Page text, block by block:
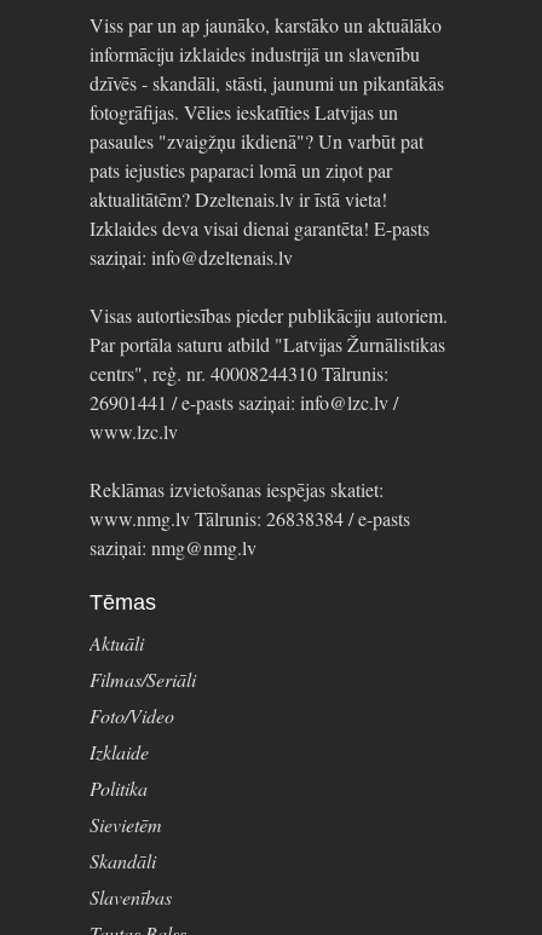
Viss par un ap jaunāko, karstāko un aktuālāko
informāciju izklaides industrijā un slavenību
dzīvēs - skandāli, stāsti, jaunumi un pikantākās
fotogrāfijas. Vēlies ieskatīties Latvijas un
pasaules "zvaigžņu ikdienā"? Un varbūt pat
pats iejusties paparaci lomā un ziņot par
aktualitātēm? Dzeltenais.lv ir īstā vieta!
Izklaides deva visai dienai garantēta! E-pasts
saziņai: info@dzeltenais.lv
Visas autortiesības pieder publikāciju autoriem.
Par portāla saturu atbild "Latvijas Žurnālistikas
centrs", reģ. nr. 40008244310 Tālrunis:
26901441 / e-pasts saziņai: info@lzc.lv /
www.lzc.lv
Reklāmas izvietošanas iespējas skatiet:
www.nmg.lv Tālrunis: 26838384 / e-pasts
saziņai: nmg@nmg.lv
Tēmas
Aktuāli
Filmas/Seriāli
Foto/Video
Izklaide
Politika
Sievietēm
Skandāli
Slavenības